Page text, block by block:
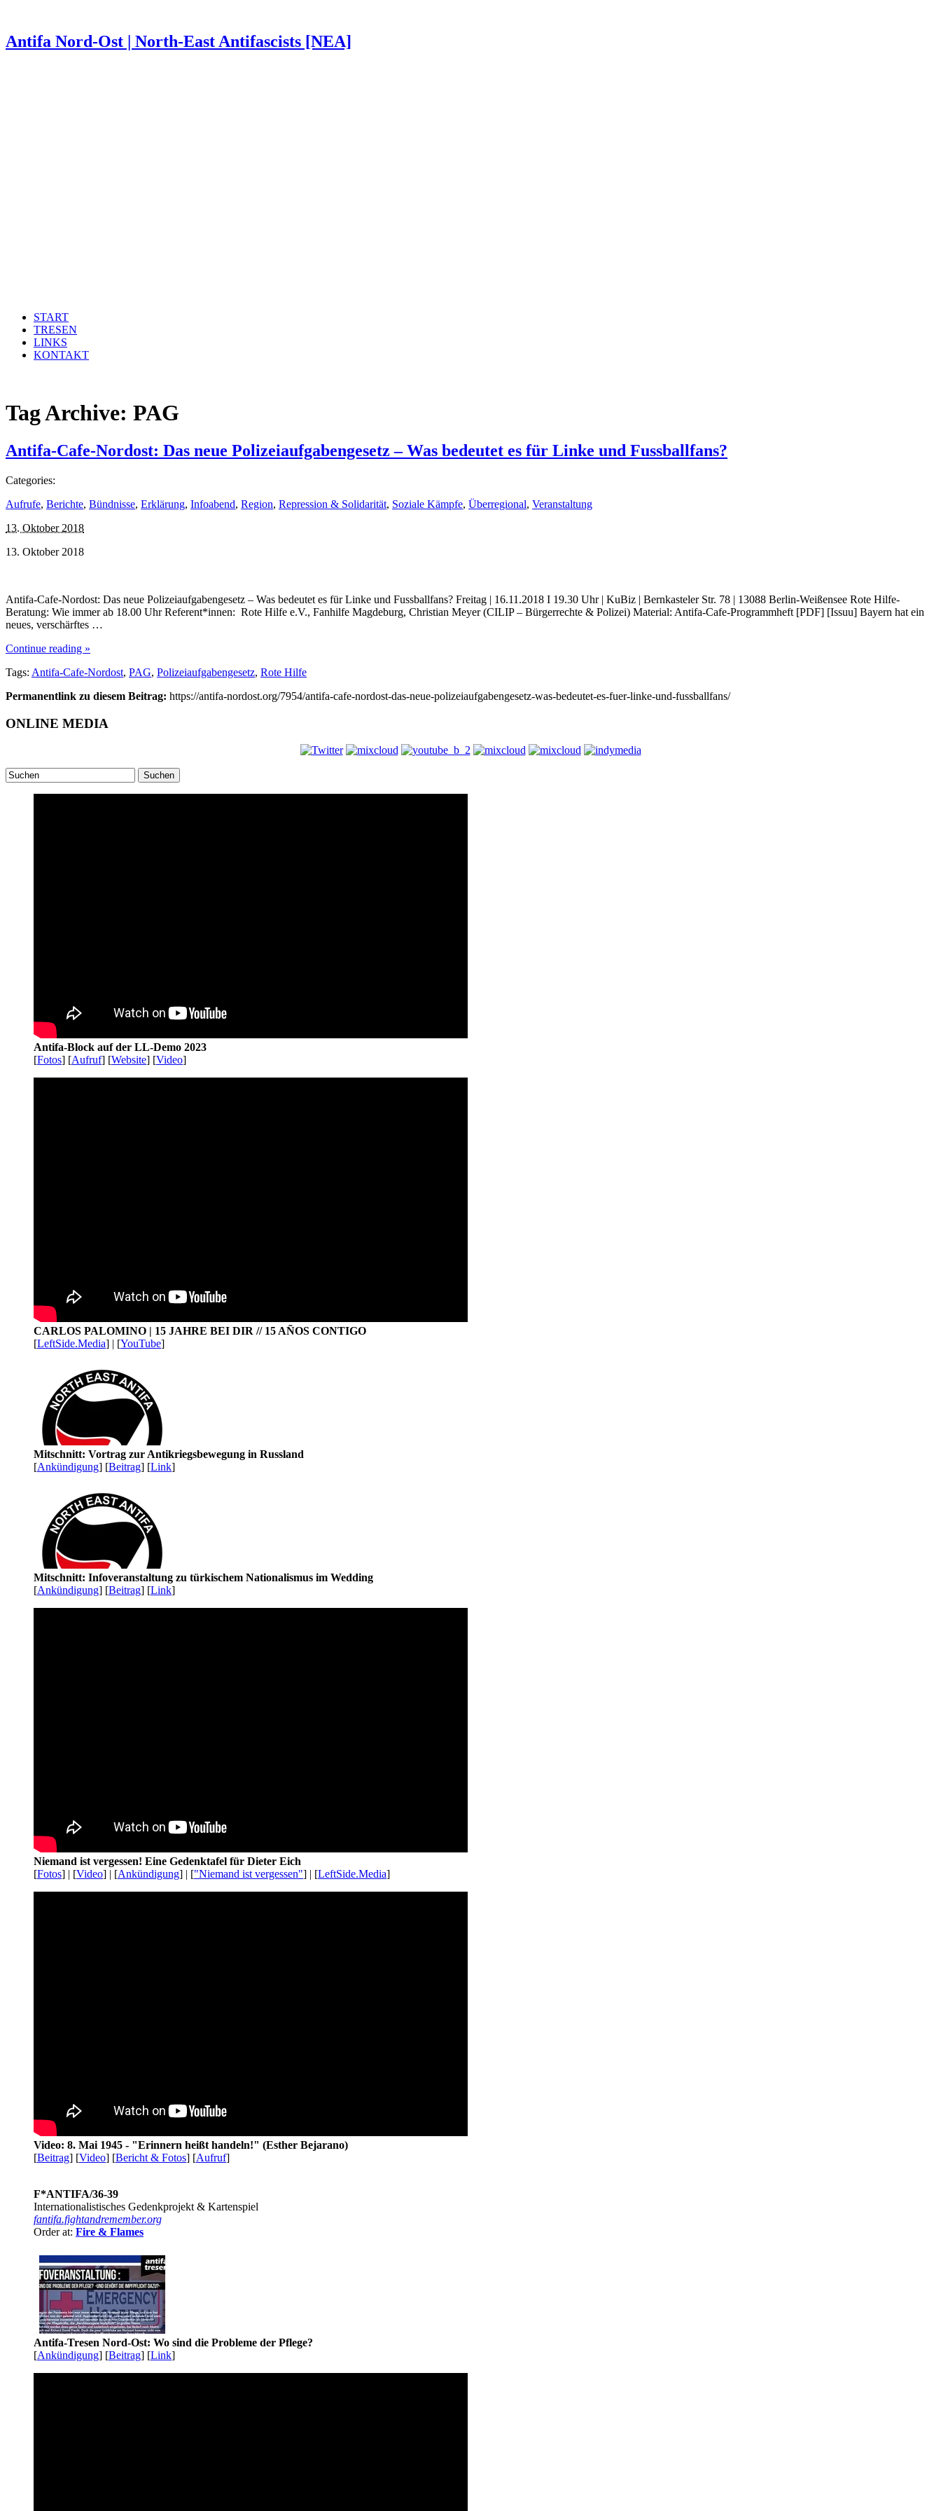
Antifa Nord-Ost | North-East Antifascists [NEA]
START
TRESEN
LINKS
KONTAKT
Tag Archive: PAG
Antifa-Cafe-Nordost: Das neue Polizeiaufgabengesetz – Was bedeutet es für Linke und Fussballfans?
Categories:
Aufrufe, Berichte, Bündnisse, Erklärung, Infoabend, Region, Repression & Solidarität, Soziale Kämpfe, Überregional, Veranstaltung
13. Oktober 2018
13. Oktober 2018
Antifa-Cafe-Nordost: Das neue Polizeiaufgabengesetz – Was bedeutet es für Linke und Fussballfans? Freitag | 16.11.2018 I 19.30 Uhr | KuBiz | Bernkasteler Str. 78 | 13088 Berlin-Weißensee Rote Hilfe-
Beratung: Wie immer ab 18.00 Uhr Referent*innen: Rote Hilfe e.V., Fanhilfe Magdeburg, Christian Meyer (CILIP – Bürgerrechte & Polizei) Material: Antifa-Cafe-Programmheft [PDF] [Issuu] Bayern hat ein
neues, verschärftes …
Continue reading »
Tags: Antifa-Cafe-Nordost, PAG, Polizeiaufgabengesetz, Rote Hilfe
Permanentlink zu diesem Beitrag: https://antifa-nordost.org/7954/antifa-cafe-nordost-das-neue-polizeiaufgabengesetz-was-bedeutet-es-fuer-linke-und-fussballfans/
ONLINE MEDIA
Suchen
Antifa-Block auf der LL-Demo 2023
[Fotos] [Aufruf] [Website] [Video]
CARLOS PALOMINO | 15 JAHRE BEI DIR // 15 AÑOS CONTIGO
[LeftSide.Media] | [YouTube]
Mitschnitt: Vortrag zur Antikriegsbewegung in Russland
[Ankündigung] [Beitrag] [Link]
Mitschnitt: Infoveranstaltung zu türkischem Nationalismus im Wedding
[Ankündigung] [Beitrag] [Link]
Niemand ist vergessen! Eine Gedenktafel für Dieter Eich
[Fotos] | [Video] | [Ankündigung] | ["Niemand ist vergessen"] | [LeftSide.Media]
Video: 8. Mai 1945 - "Erinnern heißt handeln!" (Esther Bejarano)
[Beitrag] [Video] [Bericht & Fotos] [Aufruf]
F*ANTIFA/36-39
Internationalistisches Gedenkprojekt & Kartenspiel
fantifa.fightandremember.org
Order at: Fire & Flames
Antifa-Tresen Nord-Ost: Wo sind die Probleme der Pflege?
[Ankündigung] [Beitrag] [Link]